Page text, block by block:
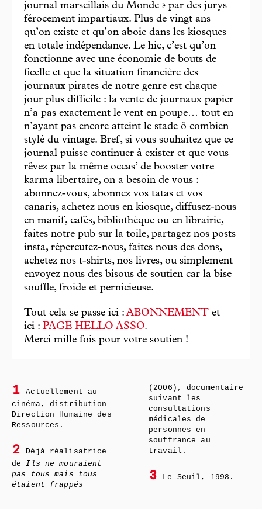
journal marseillais du Monde » par des jurys
férocement impartiaux. Plus de vingt ans
qu’on existe et qu’on aboie dans les kiosques
en totale indépendance. Le hic, c’est qu’on
fonctionne avec une économie de bouts de
ficelle et que la situation financière des
journaux pirates de notre genre est chaque
jour plus difficile : la vente de journaux papier
n’a pas exactement le vent en poupe… tout en
n’ayant pas encore atteint le stade ô combien
stylé du vintage. Bref, si vous souhaitez que ce
journal puisse continuer à exister et que vous
rêvez par la même occas’ de booster votre
karma libertaire, on a besoin de vous :
abonnez-vous, abonnez vos tatas et vos
canaris, achetez nous en kiosque, diffusez-nous
en manif, cafés, bibliothèque ou en librairie,
faites notre pub sur la toile, partagez nos posts
insta, répercutez-nous, faites nous des dons,
achetez nos t-shirts, nos livres, ou simplement
envoyez nous des bisous de soutien car la bise
souffle, froide et pernicieuse.
Tout cela se passe ici : ABONNEMENT et
ici : PAGE HELLO ASSO.
Merci mille fois pour votre soutien !
1
Actuellement au
cinéma, distribution
Direction Humaine des
Ressources.
2
Déjà réalisatrice
de Ils ne mouraient
pas tous mais tous
étaient frappés
(2006), documentaire
suivant les
consultations
médicales de
personnes en
souffrance au
travail.
3 Le Seuil, 1998.